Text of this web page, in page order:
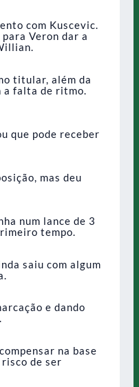
com Kuscevic.
Veron dar a
titular, além da
a falta de ritmo.
que pode receber
mas deu
num lance de 3
tempo.
saiu com algum
e dando
na base
de ser